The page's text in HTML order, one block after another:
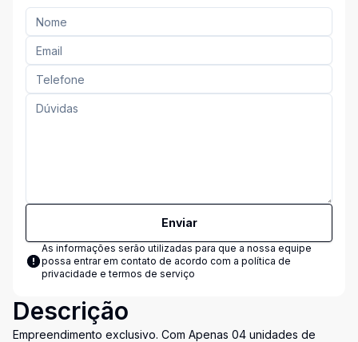
Enviar
As informações serão utilizadas para que a nossa equipe
possa entrar em contato de acordo com a política de
privacidade e termos de serviço
Descrição
Empreendimento exclusivo. Com Apenas 04 unidades de